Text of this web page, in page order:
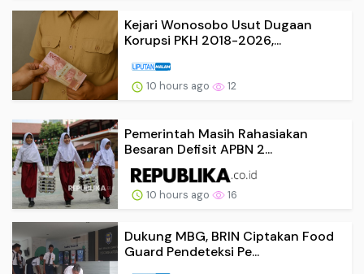
Kejari Wonosobo Usut Dugaan
Korupsi PKH 2018-2026,...
10 hours ago 12
Pemerintah Masih Rahasiakan
Besaran Defisit APBN 2...
10 hours ago 16
Dukung MBG, BRIN Ciptakan Food
Guard Pendeteksi Pe...